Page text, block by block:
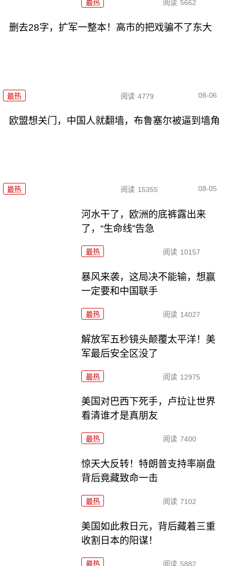
最热 阅读 5662
删去28字，扩军一整本！高市的把戏骗不了东大
最热 阅读 4779 08-06
欧盟想关门，中国人就翻墙，布鲁塞尔被逼到墙角
最热 阅读 15355 08-05
河水干了，欧洲的底裤露出来
了，“生命线”告急
最热 阅读 10157
暴风来袭，这局决不能输，想赢
一定要和中国联手
最热 阅读 14027
解放军五秒镜头颠覆太平洋！美
军最后安全区没了
最热 阅读 12975
美国对巴西下死手，卢拉让世界
看清谁才是真朋友
最热 阅读 7400
惊天大反转！特朗普支持率崩盘
背后竟藏致命一击
最热 阅读 7102
美国如此救日元，背后藏着三重
收割日本的阳谋！
最热 阅读 5882